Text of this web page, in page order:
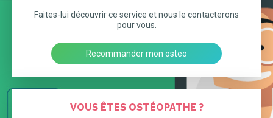
Faites-lui découvrir ce service et nous le contacterons
pour vous.
Recommander mon osteo
VOUS ÊTES OSTÉOPATHE ?